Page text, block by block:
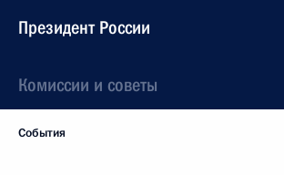
Президент России
Комиссии и советы
События